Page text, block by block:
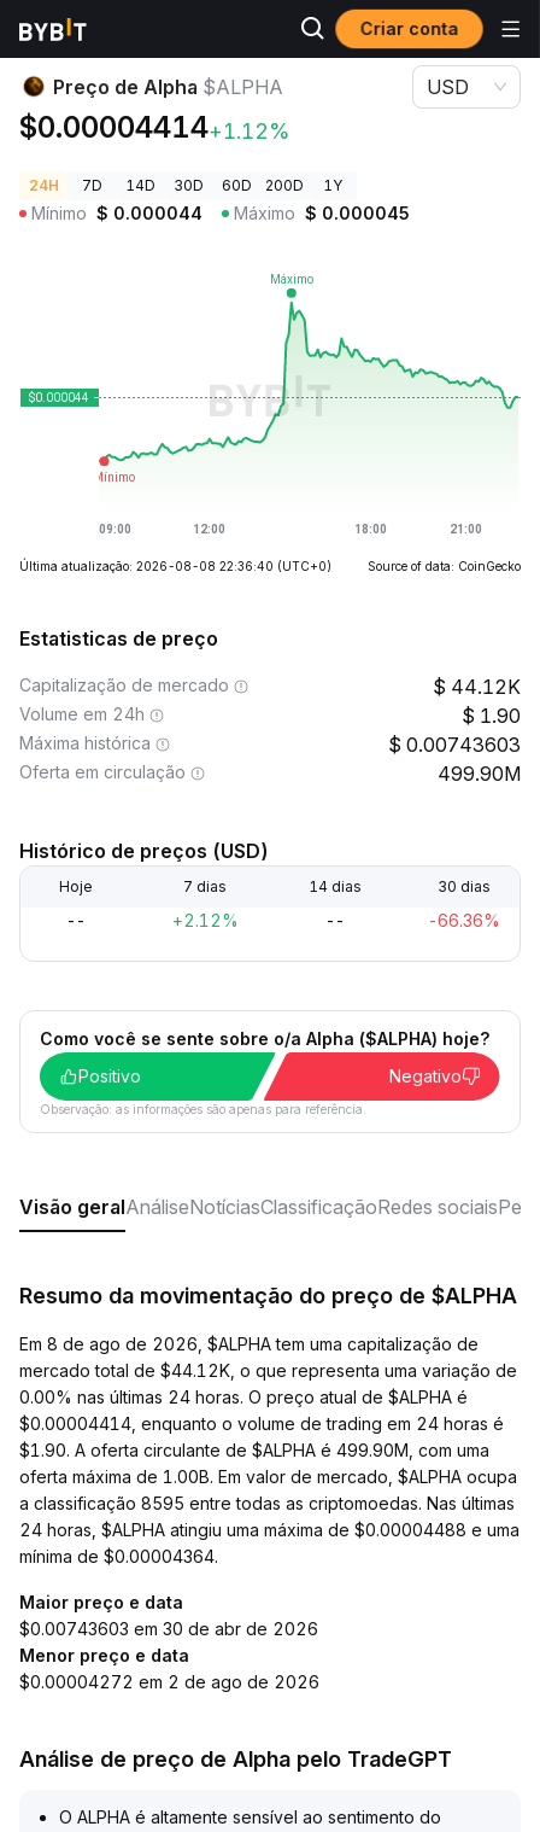
Criar conta
Preços de Criptomoedas Preço de Alpha $ALPHA
Preço de Alpha $ALPHA
$0.00004414+1.12%
USD
24H 7D 14D 30D 60D 200D 1Y
Mínimo $ 0.000044 Máximo $ 0.000045
Última atualização: 2026-08-08 22:36:40 (UTC+0) Source of data: CoinGecko
Estatisticas de preço
Capitalização de mercado 44.12K
Volume em 24h 1.90
Máxima histórica 0.00743603
Oferta em circulação 499.90M
Histórico de preços (USD)
Hoje 7 dias 14 dias 30 dias
-- +2.12% -- -66.36%
Como você se sente sobre o/a Alpha ($ALPHA) hoje?
Positivo
Negativo
Observação: as informações são apenas para referência.
Visão geralAnáliseNotíciasClassificaçãoRedes sociais
Resumo da movimentação do preço de $ALPHA
Em 8 de ago de 2026, $ALPHA tem uma capitalização de
mercado total de $44.12K, o que representa uma variação de
0.00% nas últimas 24 horas. O preço atual de $ALPHA é
$0.00004414, enquanto o volume de trading em 24 horas é
$1.90. A oferta circulante de $ALPHA é 499.90M, com uma
oferta máxima de 1.00B. Em valor de mercado, $ALPHA ocupa
a classificação 8595 entre todas as criptomoedas. Nas últimas
24 horas, $ALPHA atingiu uma máxima de $0.00004488 e uma
mínima de $0.00004364.
Maior preço e data
$0.00743603 em 30 de abr de 2026
Menor preço e data
$0.00004272 em 2 de ago de 2026
Análise de preço de Alpha pelo TradeGPT
O ALPHA é altamente sensível ao sentimento do